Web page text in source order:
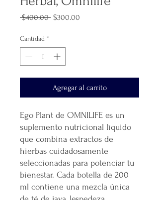
$400.00 Precio
$300.00
Cantidad *
Agregar al carrito
Ego Plant de OMNILIFE es un
suplemento nutricional líquido
que combina extractos de
hierbas cuidadosamente
seleccionadas para potenciar tu
bienestar. Cada botella de 200
ml contiene una mezcla única